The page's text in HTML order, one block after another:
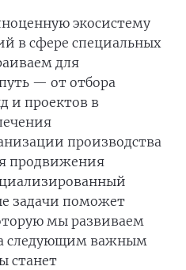
экосистему
в сфере специальных
для
— от отбора
и проектов в
производства
продвижения
задачи поможет
мы развиваем
а следующим важным
станет